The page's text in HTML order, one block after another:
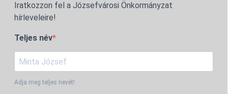
Iratkozzon fel a Józsefvárosi Önkormányzat
hírleveleire!
Teljes név
Adja meg teljes nevét!